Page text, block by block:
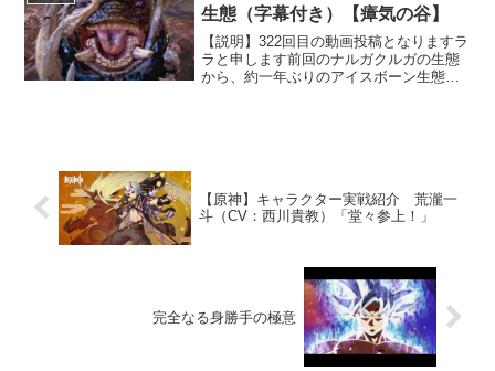
伝説ポケモン「...
生態（字幕付き）【瘴気の谷】
【説明】322回目の動画投稿となりますラ
ラと申します前回のナルガクルガの生態
から、約一年ぶりのアイスボーン生態動
【原神】キャラクター実戦紹介 荒瀧一
斗（CV：西川貴教）「堂々参上！」
完全なる身勝手の極意